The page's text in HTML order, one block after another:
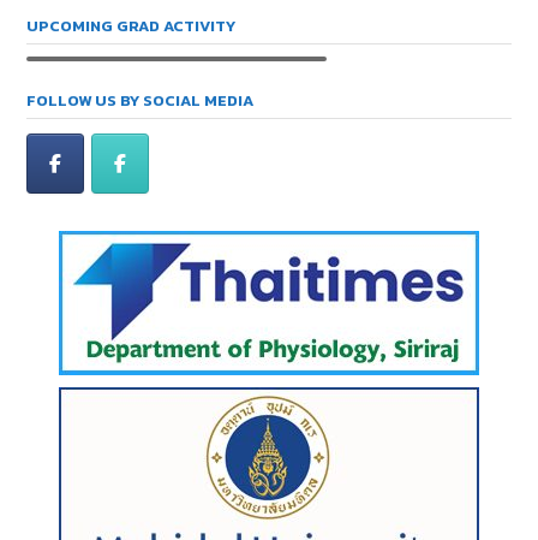
UPCOMING GRAD ACTIVITY
FOLLOW US BY SOCIAL MEDIA